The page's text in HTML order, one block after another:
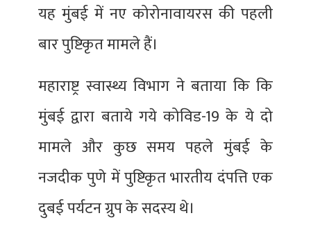
यह मुंबई में नए कोरोनावायरस की पहली
बार पुष्टिकृत मामले हैं।
महाराष्ट्र स्वास्थ्य विभाग ने बताया कि कि
मुंबई द्वारा बताये गये कोविड-19 के ये दो
मामले और कुछ समय पहले मुंबई के
नजदीक पुणे में पुष्टिकृत भारतीय दंपत्ति एक
दुबई पर्यटन ग्रुप के सदस्य थे।